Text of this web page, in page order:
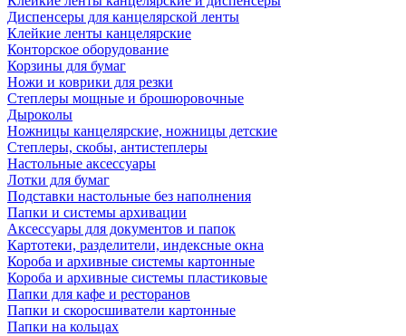
Диспенсеры для канцелярской ленты
Клейкие ленты канцелярские
Конторское оборудование
Корзины для бумаг
Ножи и коврики для резки
Степлеры мощные и брошюровочные
Дыроколы
Ножницы канцелярские, ножницы детские
Степлеры, скобы, антистеплеры
Настольные аксессуары
Лотки для бумаг
Подставки настольные без наполнения
Папки и системы архивации
Аксессуары для документов и папок
Картотеки, разделители, индексные окна
Короба и архивные системы картонные
Короба и архивные системы пластиковые
Папки для кафе и ресторанов
Папки и скоросшиватели картонные
Папки на кольцах